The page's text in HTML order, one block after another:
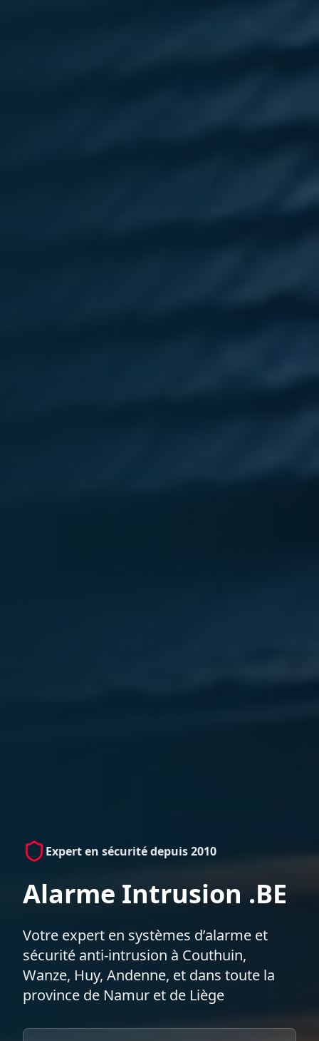
Expert en sécurité depuis 2010
Alarme Intrusion .BE
Votre expert en systèmes d’alarme et
sécurité anti-intrusion à Couthuin,
Wanze, Huy, Andenne, et dans toute la
province de Namur et de Liège